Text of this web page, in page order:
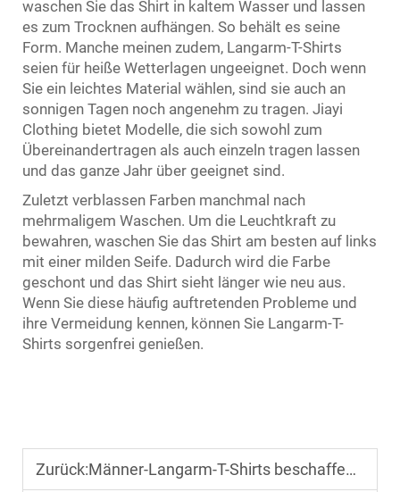
waschen Sie das Shirt in kaltem Wasser und lassen
es zum Trocknen aufhängen. So behält es seine
Form. Manche meinen zudem, Langarm-T-Shirts
seien für heiße Wetterlagen ungeeignet. Doch wenn
Sie ein leichtes Material wählen, sind sie auch an
sonnigen Tagen noch angenehm zu tragen. Jiayi
Clothing bietet Modelle, die sich sowohl zum
Übereinandertragen als auch einzeln tragen lassen
und das ganze Jahr über geeignet sind.
Zuletzt verblassen Farben manchmal nach
mehrmaligem Waschen. Um die Leuchtkraft zu
bewahren, waschen Sie das Shirt am besten auf links
mit einer milden Seife. Dadurch wird die Farbe
geschont und das Shirt sieht länger wie neu aus.
Wenn Sie diese häufig auftretenden Probleme und
ihre Vermeidung kennen, können Sie Langarm-T-
Shirts sorgenfrei genießen.
Zurück:Männer-Langarm-T-Shirts beschaffen: Komfort und industrielle Robustheit in Einklang bringen